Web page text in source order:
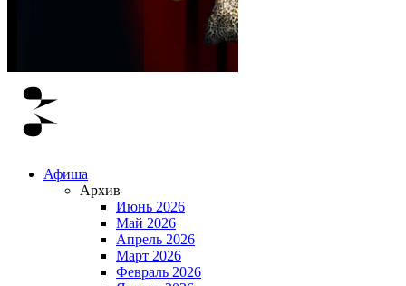
Афиша
Архив
Июнь 2026
Май 2026
Апрель 2026
Март 2026
Февраль 2026